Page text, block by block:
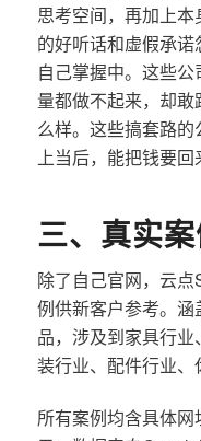
思考空间，再加上
的好听话和虚假承
自己掌握中。这些
量都做不起来，却
么样。这些搞套路
上当后，能把钱要回
三、真实
除了自己官网，云
例供新客户参考。
品，涉及到家具行
装行业、配件行业、
所有案例均含具体